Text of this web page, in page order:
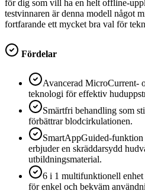
för dig som vill ha en helt offline-
testvinnaren är denna modell något
fortfarande ett mycket bra val för
Fördelar
Avancerad MicroCurrent-
teknologi för effektiv
Smärtfri behandling som
förbättrar blodcirkulationen.
SmartAppGuided-funktion
erbjuder en skräddarsydd
utbildningsmaterial.
6 i 1 multifunktionell enhet
för enkel och bekväm